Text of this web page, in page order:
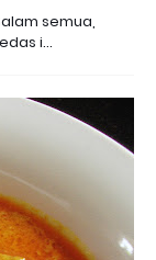
semua,
i…